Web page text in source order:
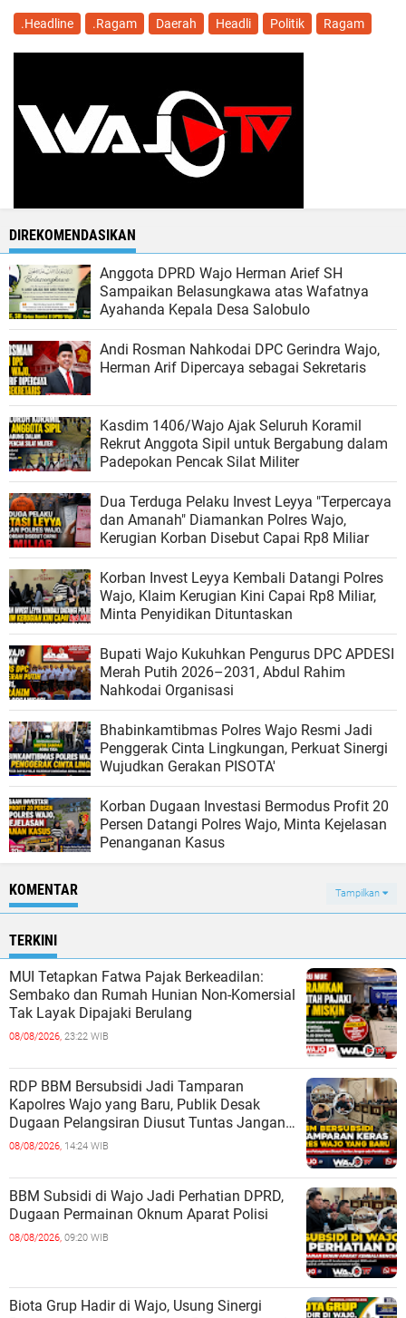
.Headline .Ragam Daerah Headli Politik Ragam
DIREKOMENDASIKAN
Anggota DPRD Wajo Herman Arief SH
Sampaikan Belasungkawa atas Wafatnya
Ayahanda Kepala Desa Salobulo
Andi Rosman Nahkodai DPC Gerindra Wajo,
Herman Arif Dipercaya sebagai Sekretaris
Kasdim 1406/Wajo Ajak Seluruh Koramil
Rekrut Anggota Sipil untuk Bergabung dalam
Padepokan Pencak Silat Militer
Dua Terduga Pelaku Invest Leyya "Terpercaya
dan Amanah" Diamankan Polres Wajo,
Kerugian Korban Disebut Capai Rp8 Miliar
Korban Invest Leyya Kembali Datangi Polres
Wajo, Klaim Kerugian Kini Capai Rp8 Miliar,
Minta Penyidikan Dituntaskan
Bupati Wajo Kukuhkan Pengurus DPC APDESI
Merah Putih 2026–2031, Abdul Rahim
Nahkodai Organisasi
Bhabinkamtibmas Polres Wajo Resmi Jadi
Penggerak Cinta Lingkungan, Perkuat Sinergi
Wujudkan Gerakan PISOTA'
Korban Dugaan Investasi Bermodus Profit 20
Persen Datangi Polres Wajo, Minta Kejelasan
Penanganan Kasus
KOMENTAR Tampilkan
TERKINI
MUI Tetapkan Fatwa Pajak Berkeadilan:
Sembako dan Rumah Hunian Non-Komersial
Tak Layak Dipajaki Berulang
08/08/2026, 23:22 WIB
RDP BBM Bersubsidi Jadi Tamparan
Kapolres Wajo yang Baru, Publik Desak
Dugaan Pelangsiran Diusut Tuntas Jangan
ada Pembiaran
08/08/2026, 14:24 WIB
BBM Subsidi di Wajo Jadi Perhatian DPRD,
Dugaan Permainan Oknum Aparat Polisi
08/08/2026, 09:20 WIB
Biota Grup Hadir di Wajo, Usung Sinergi